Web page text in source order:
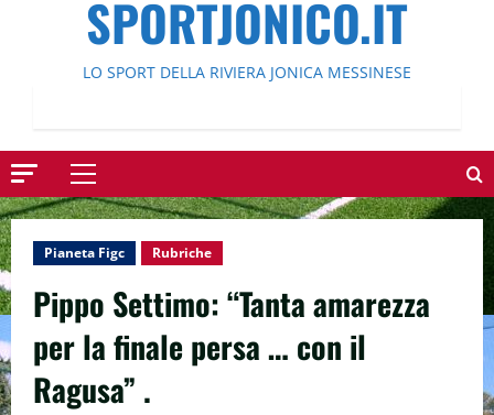
SPORTJONICO.IT
LO SPORT DELLA RIVIERA JONICA MESSINESE
Menu
principale
Pianeta Figc Rubriche
Pippo Settimo: “Tanta amarezza
per la finale persa … con il
Ragusa” .